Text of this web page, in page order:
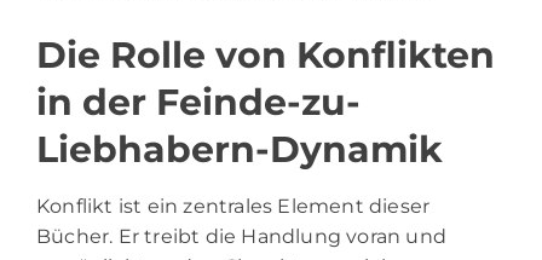
Die Rolle von Konflikten
in der Feinde-zu-
Liebhabern-Dynamik
Konflikt ist ein zentrales Element dieser
Bücher. Er treibt die Handlung voran und